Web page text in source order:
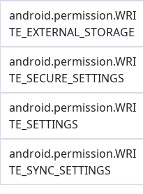
android.permission.WRI
TE_EXTERNAL_STORAGE
android.permission.WRI
TE_SECURE_SETTINGS
android.permission.WRI
TE_SETTINGS
android.permission.WRI
TE_SYNC_SETTINGS